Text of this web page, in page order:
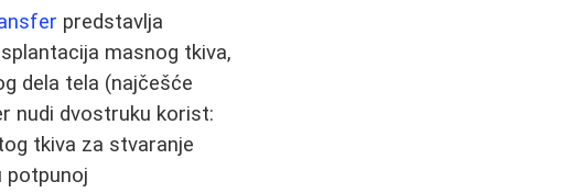
predstavlja
masnog tkiva,
dela tela (najčešće
nudi dvostruku korist:
tkiva za stvaranje
potpunoj